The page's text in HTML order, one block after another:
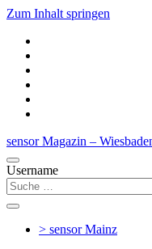
Zum Inhalt springen
sensor Magazin –
Username
> sensorMainz